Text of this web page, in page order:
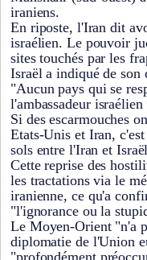
iraniens.
En riposte, l'Iran dit
israélien. Le pouvoir
sites touchés par les
Israël a indiqué de son
"Aucun pays qui se
l'ambassadeur
Si des escarmouches
Etats-Unis et Iran,
sols entre l'Iran et
Cette reprise des
les tractations via le
iranienne, ce qu'a
"l'ignorance ou la
Le Moyen-Orient "n'a
diplomatie de l'Union